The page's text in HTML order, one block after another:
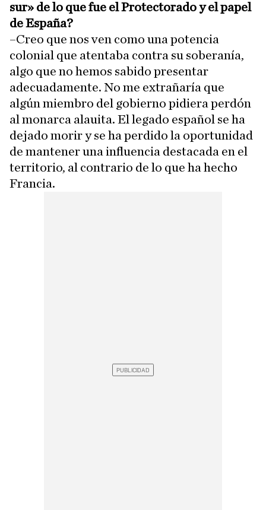
sur» de lo que fue el Protectorado y el papel
de España?
–Creo que nos ven como una potencia
colonial que atentaba contra su soberanía,
algo que no hemos sabido presentar
adecuadamente. No me extrañaría que
algún miembro del gobierno pidiera perdón
al monarca alauita. El legado español se ha
dejado morir y se ha perdido la oportunidad
de mantener una influencia destacada en el
territorio, al contrario de lo que ha hecho
Francia.